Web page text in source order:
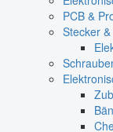
PCB &
Stecker